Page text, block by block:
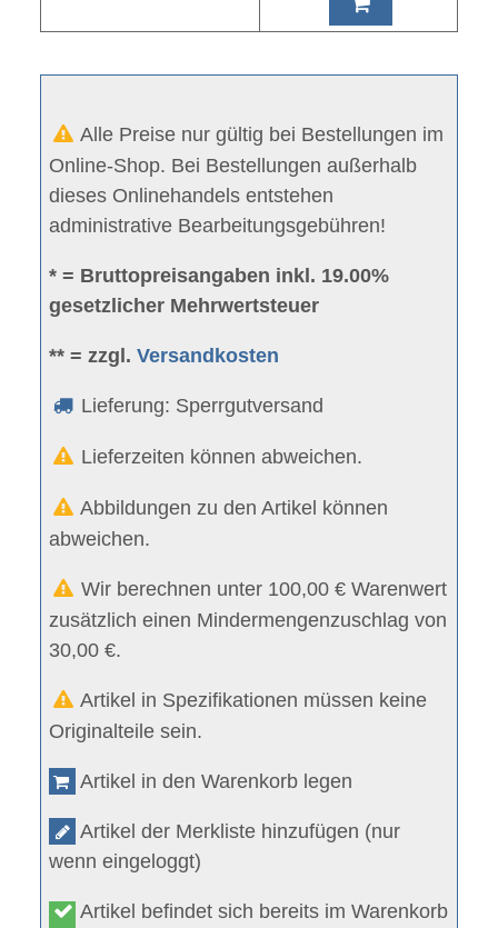
Alle Preise nur gültig bei Bestellungen im
Online-Shop. Bei Bestellungen außerhalb
dieses Onlinehandels entstehen
administrative Bearbeitungsgebühren!
* = Bruttopreisangaben inkl. 19.00%
gesetzlicher Mehrwertsteuer
** = zzgl.Versandkosten
Lieferung: Sperrgutversand
Lieferzeiten können abweichen.
Abbildungen zu den Artikel können
abweichen.
Wir berechnen unter 100,00 € Warenwert
zusätzlich einen Mindermengenzuschlag von
30,00 €.
Artikel in Spezifikationen müssen keine
Originalteile sein.
Artikel in den Warenkorb legen
Artikel der Merkliste hinzufügen (nur
wenn eingeloggt)
Artikel befindet sich bereits im Warenkorb